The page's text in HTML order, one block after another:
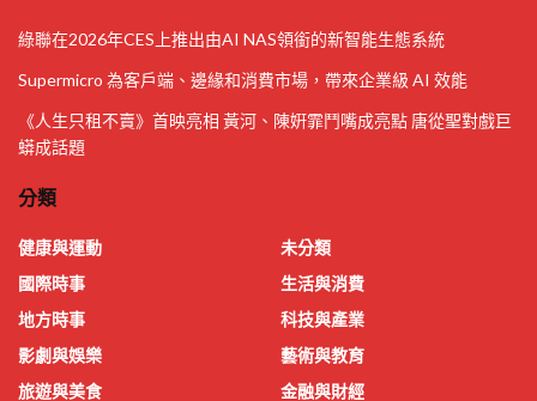
綠聯在2026年CES上推出由AI NAS領銜的新智能生態系統
Supermicro 為客戶端、邊緣和消費市場，帶來企業級 AI 效能
《人生只租不賣》首映亮相 黃河、陳姸霏鬥嘴成亮點 唐從聖對戲巨
蟒成話題
分類
健康與運動
國際時事
地方時事
影劇與娛樂
旅遊與美食
未分類
生活與消費
科技與產業
藝術與教育
金融與財經